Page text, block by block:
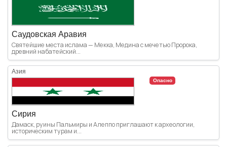
Саудовская Аравия
Святейшие места ислама — Мекка, Медина с мечетью Пророка,
древний набатейский...
Азия
Опасно
Сирия
Дамаск, руины Пальмиры и Алеппо приглашают к археологии,
историческим турам и...